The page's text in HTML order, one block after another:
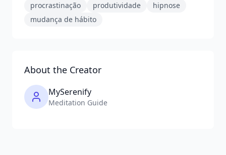
procrastinação produtividade
hipnose
mudança de hábito
About the Creator
MySerenify
Meditation Guide